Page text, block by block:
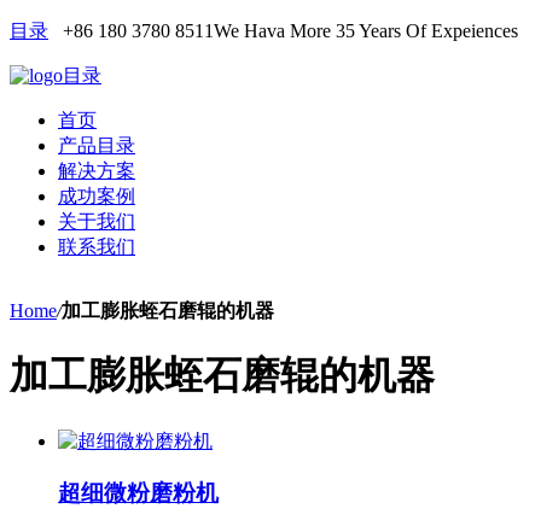
目录 +86 180 3780 8511We Hava More 35 Years Of Expeiences
目录
首页
产品目录
解决方案
成功案例
关于我们
联系我们
Home/加工膨胀蛭石磨辊的机器
加工膨胀蛭石磨辊的机器
超细微粉磨粉机